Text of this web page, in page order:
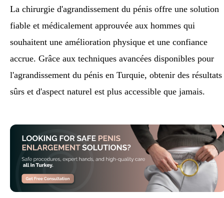
La chirurgie d'agrandissement du pénis offre une solution
fiable et médicalement approuvée aux hommes qui
souhaitent une amélioration physique et une confiance
accrue. Grâce aux techniques avancées disponibles pour
l'agrandissement du pénis en Turquie, obtenir des résultats
sûrs et d'aspect naturel est plus accessible que jamais.